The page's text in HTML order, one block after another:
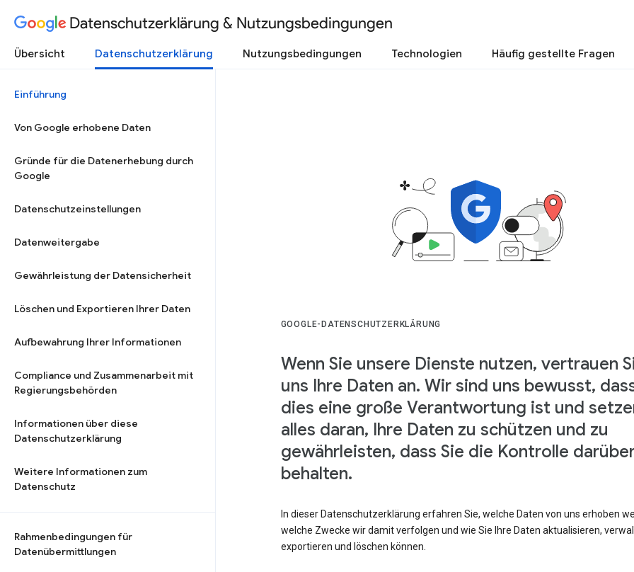
Datenschutzerklärung & Nutzungsbedingungen
Übersicht Datenschutzerklärung Nutzungsbedingungen Technologien Häufig gestellte Fragen
Einführung
Von Google erhobene Daten
Gründe für die Datenerhebung durch
Google
Datenschutzeinstellungen
Datenweitergabe
Gewährleistung der Datensicherheit
Löschen und Exportieren Ihrer Daten
Aufbewahrung Ihrer Informationen
Compliance und Zusammenarbeit mit
Regierungsbehörden
Informationen über diese
Datenschutzerklärung
Weitere Informationen zum
Datenschutz
Rahmenbedingungen für
Datenübermittlungen
GOOGLE-DATENSCHUTZERKLÄRUNG
Wenn Sie unsere Dienste nutzen, vertrauen
uns Ihre Daten an. Wir sind uns bewusst,
dies eine große Verantwortung ist und
alles daran, Ihre Daten zu schützen und zu
gewährleisten, dass Sie die Kontrolle
behalten.
In dieser Datenschutzerklärung erfahren Sie, welche Daten von uns erhoben
welche Zwecke wir damit verfolgen und wie Sie Ihre Daten aktualisieren,
exportieren und löschen können.